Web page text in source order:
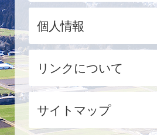
個人情報
リンクについて
サイトマップ